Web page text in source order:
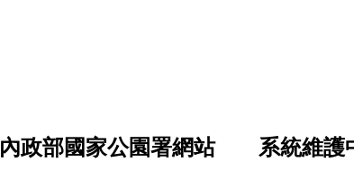
內政部國家公園署網站 系統維護